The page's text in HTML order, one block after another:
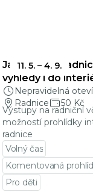
11. 5. – 4. 9.
Jablonecká
výhledy i do
Nepravidelná
Radnice
50 Kč
Výstupy na radniční
možností prohlídky
radnice
Volný čas
Komentovaná
Pro děti